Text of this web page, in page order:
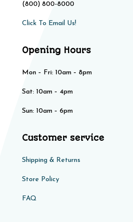
(800) 800-8000
Click To Email Us!
Opening Hours
Mon – Fri: 10am – 8pm
Sat: 10am – 4pm​​
Sun: 10am – 6pm
Customer service
Shipping & Returns
Store Policy​​
FAQ